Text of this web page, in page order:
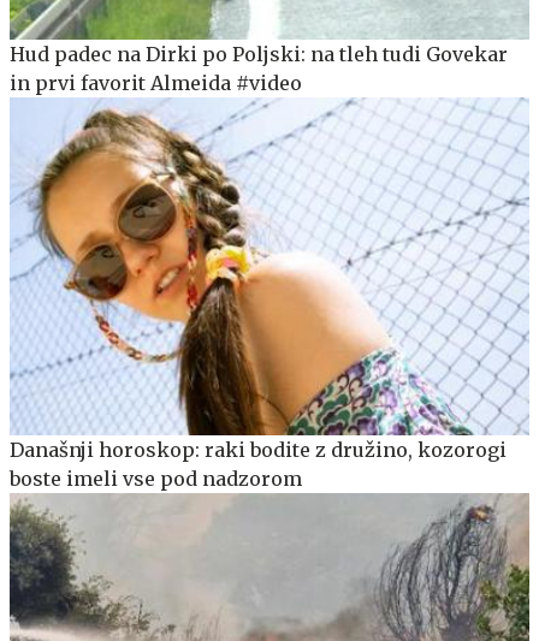
Hud padec na Dirki po Poljski: na tleh tudi Govekar
in prvi favorit Almeida #video
Današnji horoskop: raki bodite z družino, kozorogi
boste imeli vse pod nadzorom